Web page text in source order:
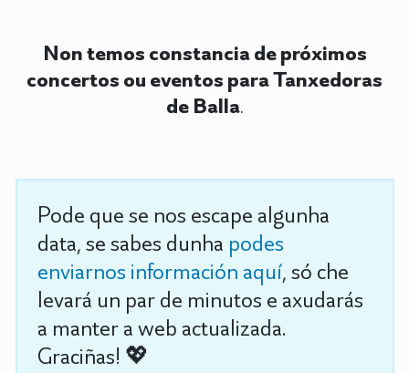
Non temos constancia de próximos
concertos ou eventos para Tanxedoras
de Balla.
Pode que se nos escape algunha
data, se sabes dunha podes
enviarnos información aquí, só che
levará un par de minutos e axudarás
a manter a web actualizada.
Graciñas! 💖